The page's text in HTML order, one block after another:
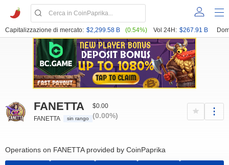
Capitalizzazione di mercato: $2,299.58 B (0.54%) Vol 24H: $267.91 B
FANETTA
FANETTA sin rango
$0.00
(0.00%)
Operations on FANETTA provided by CoinPaprika